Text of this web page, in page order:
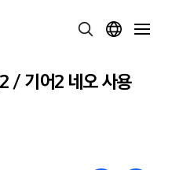
/ 기어2 네오 사용